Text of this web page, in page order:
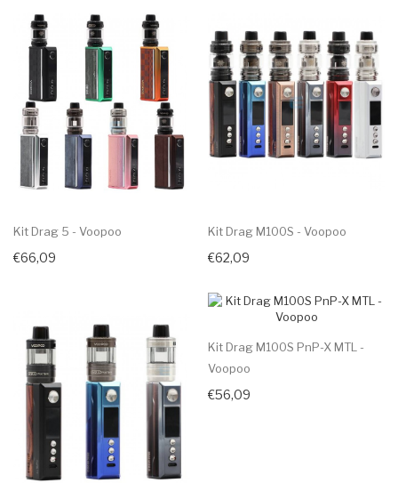
Kit Drag 5 - Voopoo
€66,09
Kit Drag M100S - Voopoo
€62,09
Kit Drag M100S PnP-X MTL -
Voopoo
€56,09